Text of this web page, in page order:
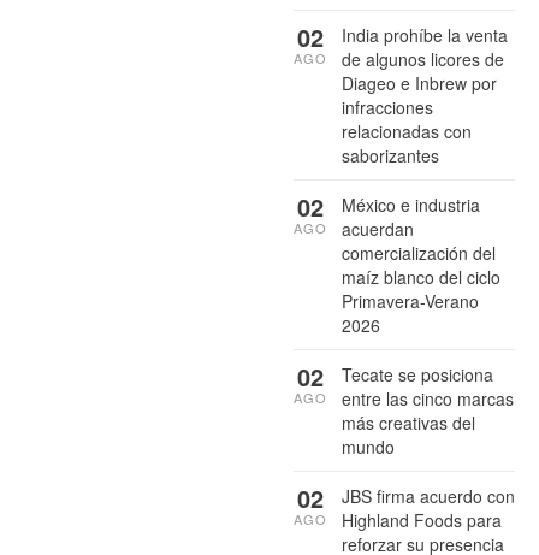
India prohíbe la venta
de algunos licores de
Diageo e Inbrew por
infracciones
relacionadas con
saborizantes
02
AGO
México e industria
acuerdan
comercialización del
maíz blanco del ciclo
Primavera-Verano
2026
02
AGO
Tecate se posiciona
entre las cinco marcas
más creativas del
mundo
02
AGO
JBS firma acuerdo con
Highland Foods para
reforzar su presencia
02
AGO